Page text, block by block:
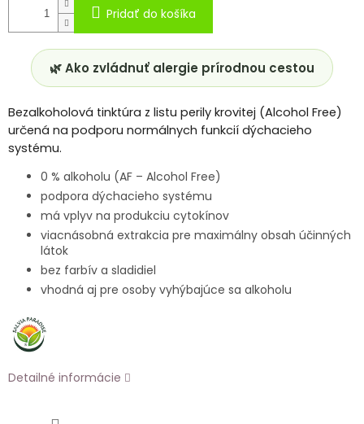
Pridať do košíka
🌿 Ako zvládnuť alergie prírodnou cestou
Bezalkoholová tinktúra z listu perily krovitej (Alcohol Free)
určená na podporu normálnych funkcií dýchacieho
systému.
0 % alkoholu (AF – Alcohol Free)
podpora dýchacieho systému
má vplyv na produkciu cytokínov
viacnásobná extrakcia pre maximálny obsah účinných
látok
bez farbív a sladidiel
vhodná aj pre osoby vyhýbajúce sa alkoholu
Detailné informácie